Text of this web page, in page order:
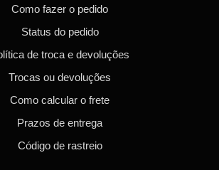
Como fazer o pedido
Status do pedido
de troca e devoluções
Trocas ou devoluções
Como calcular o frete
Prazos de entrega
Código de rastreio